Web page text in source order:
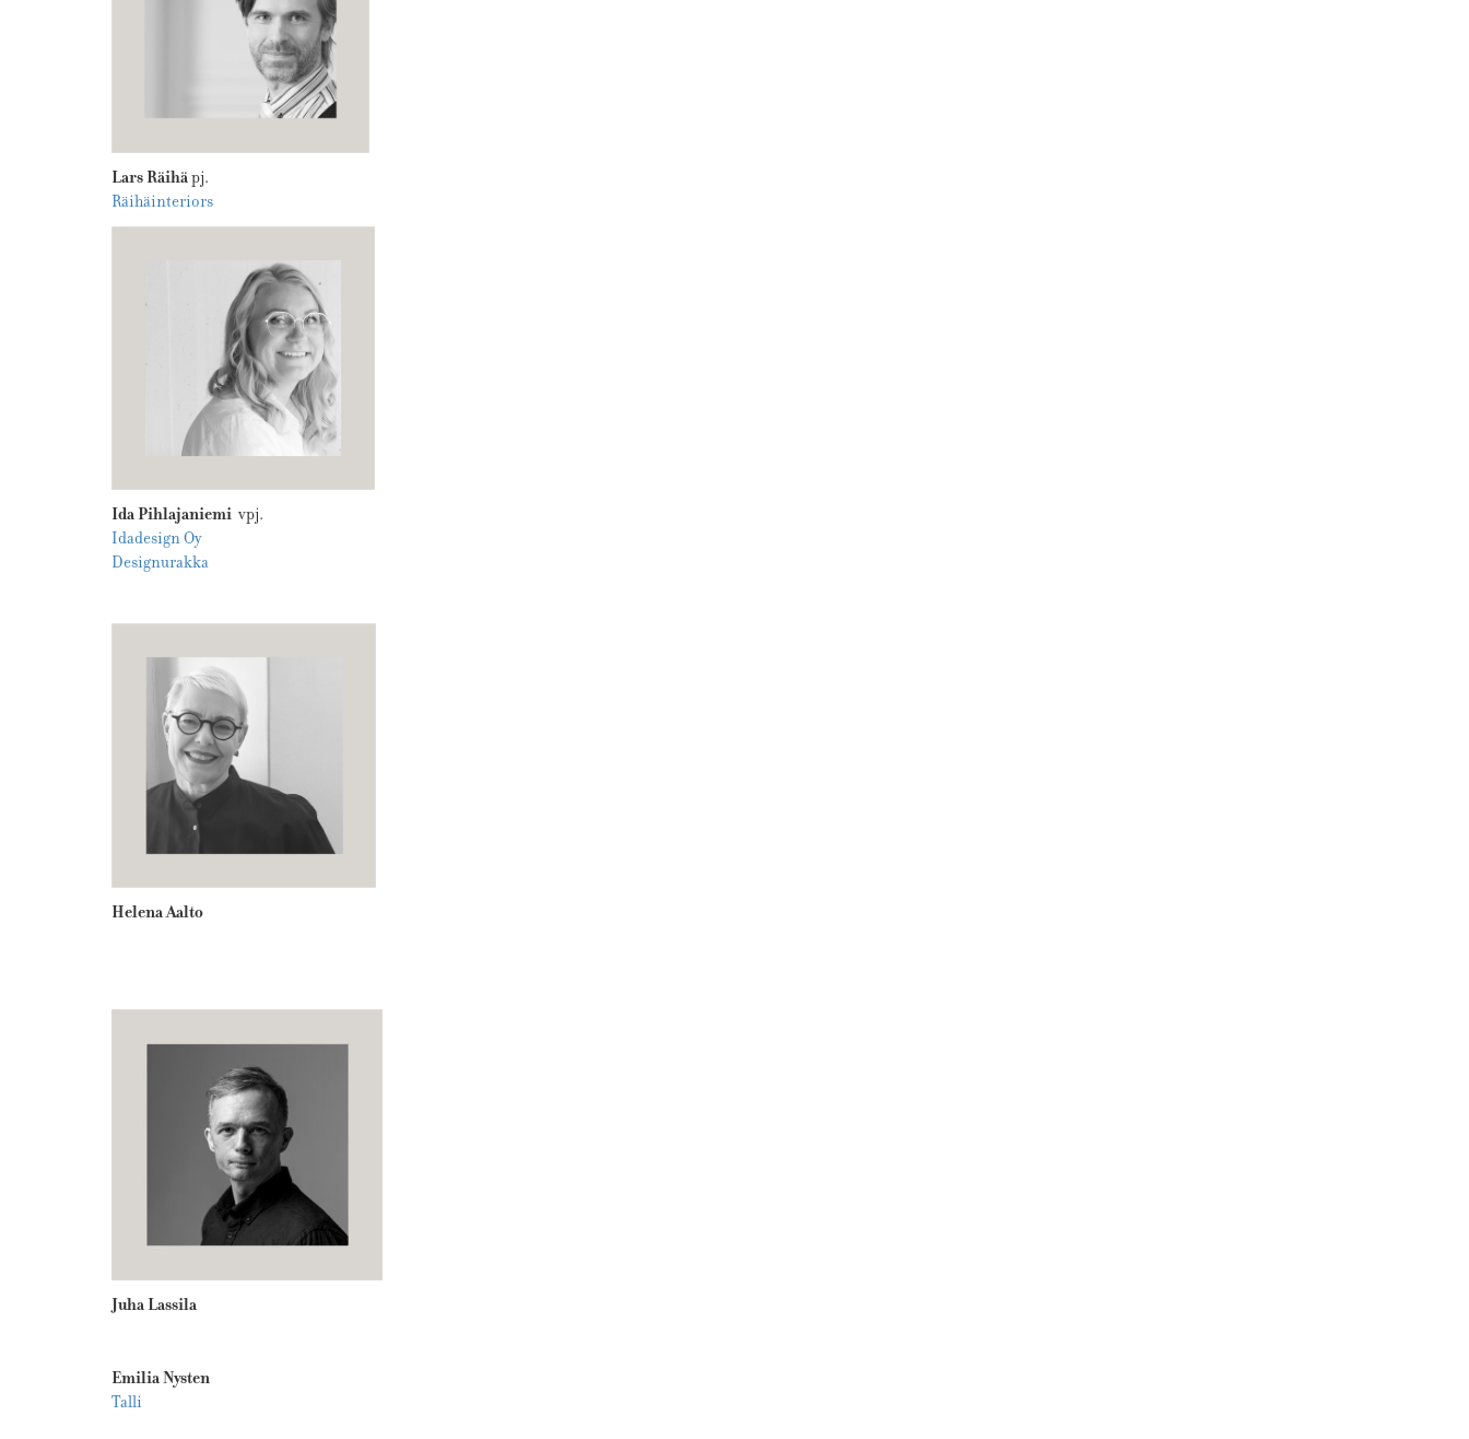
Lars Räihäpj.
Räihäinteriors
Ida Pihlajaniemi vpj.
Idadesign Oy
Designurakka
Helena Aalto
Juha Lassila
Emilia Nysten
Talli